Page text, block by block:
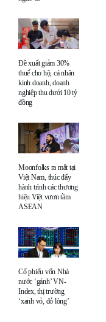
Đề xuất giảm 30%
thuế cho hộ, cá nhân
kinh doanh, doanh
nghiệp thu dưới 10 tỷ
đồng
Moonfolks ra mắt tại
Việt Nam, thúc đẩy
hành trình các thương
hiệu Việt vươn tầm
ASEAN
Cổ phiếu vốn Nhà
nước ‘gánh’ VN-
Index, thị trường
‘xanh vỏ, đỏ lòng’